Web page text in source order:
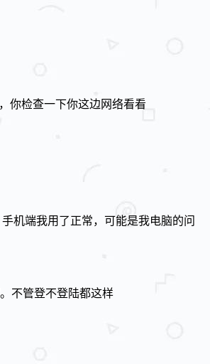
你检查一下你这边网络看看
机端我用了正常，可能是我电脑的问
不管登不登陆都这样